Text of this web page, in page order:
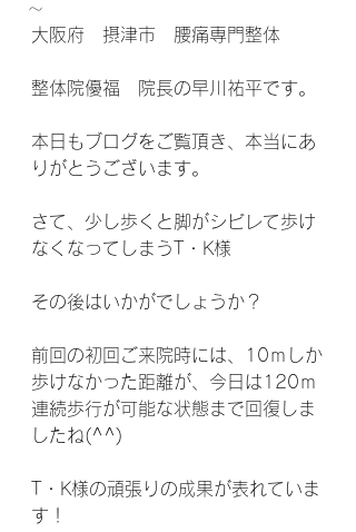
～
大阪府　摂津市　腰痛専門整体
整体院優福　院長の早川祐平です。
本日もブログをご覧頂き、本当にあ
りがとうございます。
さて、少し歩くと脚がシビレて歩け
なくなってしまうT・K様
その後はいかがでしょうか？
前回の初回ご来院時には、10ｍしか
歩けなかった距離が、今日は120ｍ
連続歩行が可能な状態まで回復しま
したね(^^)
T・K様の頑張りの成果が表れていま
す！